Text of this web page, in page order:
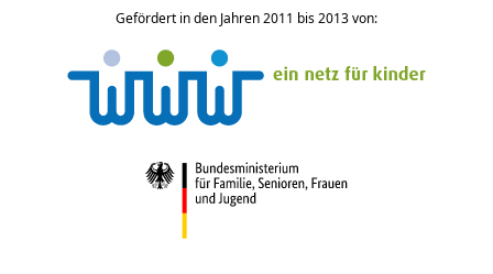
Gefördert in den Jahren 2011 bis 2013 von: